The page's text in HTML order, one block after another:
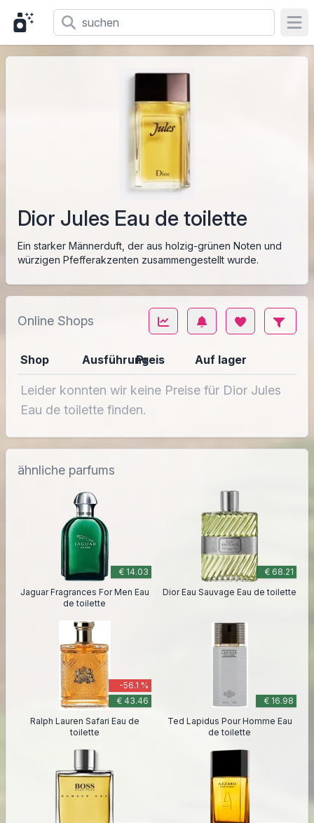
Dior Jules Eau de toilette
Ein starker Männerduft, der aus holzig-grünen Noten und
würzigen Pfefferakzenten zusammengestellt wurde.
Online Shops
Shop AusführungPreis Auf lager
Leider konnten wir keine Preise für Dior Jules
Eau de toilette finden.
ähnliche parfums
€ 14.03
Jaguar Fragrances For Men Eau
de toilette
€ 68.21
Dior Eau Sauvage Eau de toilette
-56.1 %
€ 43.46
Ralph Lauren Safari Eau de
toilette
€ 16.98
Ted Lapidus Pour Homme Eau
de toilette